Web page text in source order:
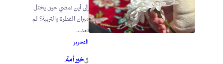
إلى أين نمضي حين يختل
ميزان الفطرة والتربية؟ لم
تعد...
التحرير
فيخير أمة.